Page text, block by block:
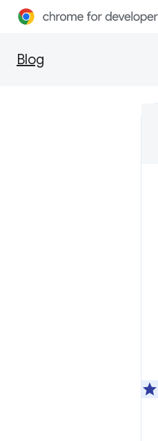
Blog